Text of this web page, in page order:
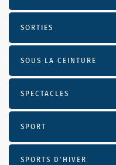
SORTIES
SOUS LA CEINTURE
SPECTACLES
SPORT
SPORTS D'HIVER